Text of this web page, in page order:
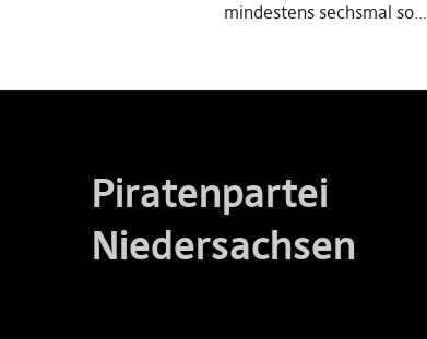
mindestens sechsmal so…
Piratenpartei
Niedersachsen